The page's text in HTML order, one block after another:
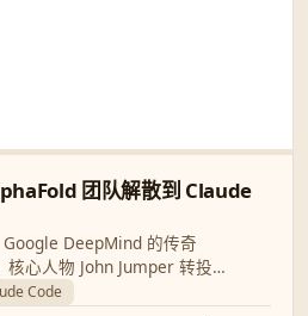
团队解散到 Claude
DeepMind 的传奇
心人物 John Jumper 转投
创始人提出激进观点，主张给
Code